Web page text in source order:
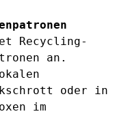
Recycling-
an.
oder in
im